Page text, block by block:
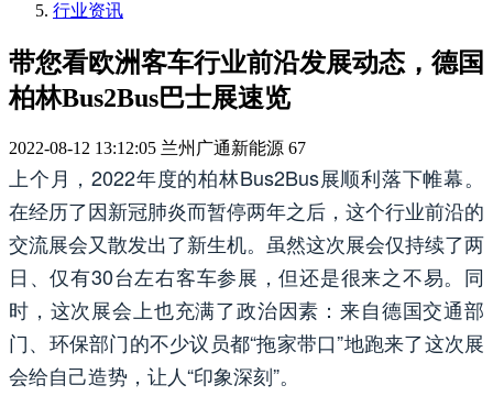
行业资讯
带您看欧洲客车行业前沿发展动态，德国
柏林Bus2Bus巴士展速览
2022-08-12 13:12:05 兰州广通新能源 67
上个月，2022年度的柏林Bus2Bus展顺利落下帷幕。
在经历了因新冠肺炎而暂停两年之后，这个行业前沿的
交流展会又散发出了新生机。虽然这次展会仅持续了两
日、仅有30台左右客车参展，但还是很来之不易。同
时，这次展会上也充满了政治因素：来自德国交通部
门、环保部门的不少议员都“拖家带口”地跑来了这次展
会给自己造势，让人“印象深刻”。